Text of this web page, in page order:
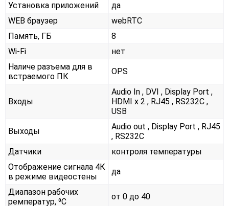
Установка приложений
да
WEB браузер
webRTC
Память, ГБ
8
Wi-Fi
нет
Наличе разъема для в
встраемого ПК
OPS
Входы
Audio In , DVI , Display Port ,
HDMI x 2 , RJ45 , RS232С ,
USB
Выходы
Audio out , Display Port , RJ45
, RS232С
Датчики
контроля температуры
Отображение сигнала 4К
в режиме видеостены
да
Диапазон рабочих
ремператур, ⁰С
от 0 до 40